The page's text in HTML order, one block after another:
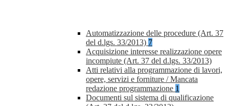
Automatizzazione delle procedure (Art. 37
del d.lgs. 33/2013) 7
Acquisizione interesse realizzazione opere
incompiute (Art. 37 del d.lgs. 33/2013)
Atti relativi alla programmazione di lavori,
opere, servizi e forniture / Mancata
redazione programmazione 1
Documenti sul sistema di qualificazione